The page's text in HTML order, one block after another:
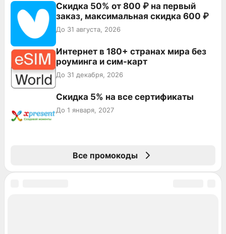
Скидка 50% от 800 ₽ на первый
заказ, максимальная скидка 600 ₽
До 31 августа, 2026
Интернет в 180+ странах мира без
роуминга и сим-карт
До 31 декабря, 2026
Скидка 5% на все сертификаты
До 1 января, 2027
Все промокоды